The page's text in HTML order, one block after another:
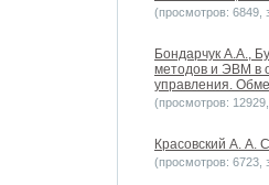
(просмотров: 6849,
Бондарчук А.А.,
методов и ЭВМ в
управления.
(просмотров:
Красовский А. А.
(просмотров: 6723,